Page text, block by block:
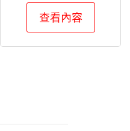
查看內容